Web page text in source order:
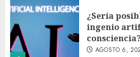
¿Sería
ingenio
AGOSTO 6,